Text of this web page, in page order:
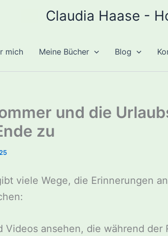
Claudia Haase -
mich Meine Bücher Blog
und die
zu
viele Wege, die Erinnerungen
Videos ansehen, die während der